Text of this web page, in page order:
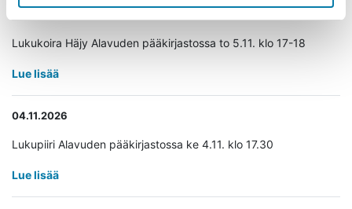
Lukukoira Häjy Alavuden pääkirjastossa to 5.11. klo 17-18
Lue lisää
04.11.2026
Lukupiiri Alavuden pääkirjastossa ke 4.11. klo 17.30
Lue lisää